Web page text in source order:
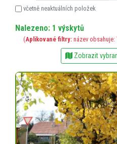
včetně neaktuálních položek
Nalezeno: 1 výskytů
(Aplikované filtry: název
Zobrazit